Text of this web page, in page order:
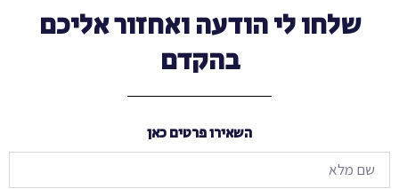
שלחו לי הודעה ואחזור אליכם
בהקדם
השאירו פרטים כאן